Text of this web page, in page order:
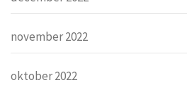
november 2022
oktober 2022